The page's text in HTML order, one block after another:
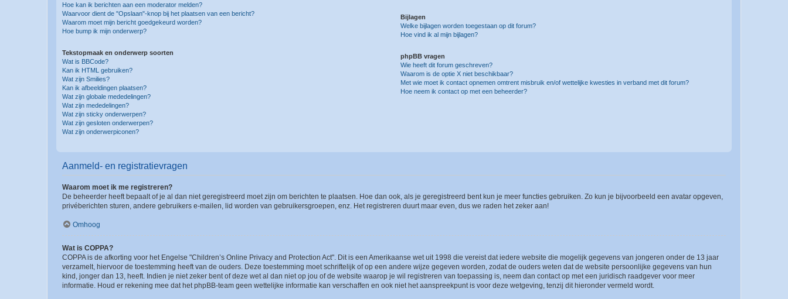
Hoe kan ik berichten aan een moderator melden?
Waarvoor dient de "Opslaan"-knop bij het plaatsen van een bericht?
Waarom moet mijn bericht goedgekeurd worden?
Hoe bump ik mijn onderwerp?
Tekstopmaak en onderwerp soorten
Wat is BBCode?
Kan ik HTML gebruiken?
Wat zijn Smilies?
Kan ik afbeeldingen plaatsen?
Wat zijn globale mededelingen?
Wat zijn mededelingen?
Wat zijn sticky onderwerpen?
Wat zijn gesloten onderwerpen?
Wat zijn onderwerpiconen?
Bijlagen
Welke bijlagen worden toegestaan op dit forum?
Hoe vind ik al mijn bijlagen?
phpBB vragen
Wie heeft dit forum geschreven?
Waarom is de optie X niet beschikbaar?
Met wie moet ik contact opnemen omtrent misbruik en/of wettelijke kwesties in verband met dit forum?
Hoe neem ik contact op met een beheerder?
Aanmeld- en registratievragen
Waarom moet ik me registreren?
De beheerder heeft bepaalt of je al dan niet geregistreerd moet zijn om berichten te plaatsen. Hoe dan ook, als je geregistreerd bent kun je meer functies gebruiken. Zo kun je bijvoorbeeld een avatar opgeven,
privéberichten sturen, andere gebruikers e-mailen, lid worden van gebruikersgroepen, enz. Het registreren duurt maar even, dus we raden het zeker aan!
Omhoog
Wat is COPPA?
COPPA is de afkorting voor het Engelse "Children’s Online Privacy and Protection Act". Dit is een Amerikaanse wet uit 1998 die vereist dat iedere website die mogelijk gegevens van jongeren onder de 13 jaar
verzamelt, hiervoor de toestemming heeft van de ouders. Deze toestemming moet schriftelijk of op een andere wijze gegeven worden, zodat de ouders weten dat de website persoonlijke gegevens van hun
kind, jonger dan 13, heeft. Indien je niet zeker bent of deze wet al dan niet op jou of de website waarop je wil registreren van toepassing is, neem dan contact op met een juridisch raadgever voor meer
informatie. Houd er rekening mee dat het phpBB-team geen wettelijke informatie kan verschaffen en ook niet het aanspreekpunt is voor deze wetgeving, tenzij dit hieronder vermeld wordt.